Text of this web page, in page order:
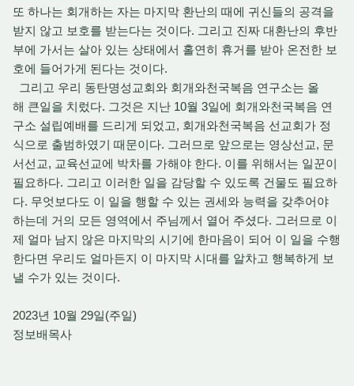
또 하나는 회개하는 자는 마지막 환난의 때에 귀신들의 공격을
받지 않고 보호를 받는다는 것이다. 그리고 진짜 대환난의 후반
부에 가서는 살아 있는 상태에서 홀연히 휴거를 받아 온전한 보
호에 들어가게 된다는 것이다.
그리고 우리 동탄명성교회와 회개와천국복음 연구소는 올
해 큰일을 치렀다. 그것은 지난 10월 3일에 회개와천국복음 연
구소 설립예배를 드리게 되었고, 회개와천국복음 선교회가 정
식으로 출범하였기 때문이다. 그러므로 앞으로는 영상선교, 문
서선교, 교육선교에 박차를 가해야 한다. 이를 위해서는 일꾼이
필요하다. 그리고 이러한 일을 감당할 수 있도록 건물도 필요하
다. 무엇보다도 이 일을 행할 수 있는 권세와 능력을 갖추어야
하는데 거의 모든 영역에서 주님께서 열어 주셨다. 그러므로 이
제 얼마 남지 않은 마지막의 시기에 한마음이 되어 이 일을 수행
한다면 우리도 얼마든지 이 마지막 시대를 알차고 행복하게 보
낼 수가 있는 것이다.
2023년 10월 29일(주일)
정보배목사